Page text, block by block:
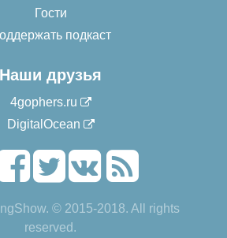
Гости
подкаст
Наши друзья
4gophers.ru
DigitalOcean
© 2015-2018. All rights
reserved.